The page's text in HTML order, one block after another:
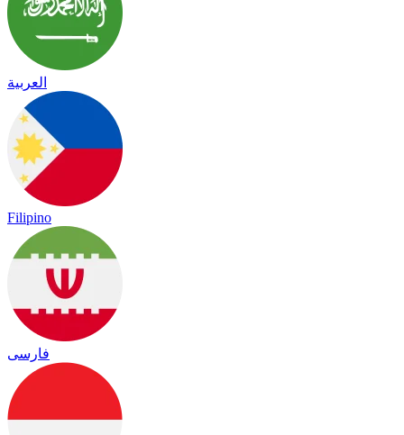
العربية
Filipino
فارسی